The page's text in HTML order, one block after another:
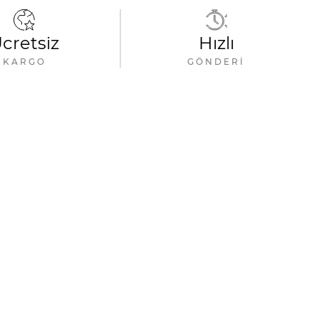
KARGO
Hızlı
GÖNDERI